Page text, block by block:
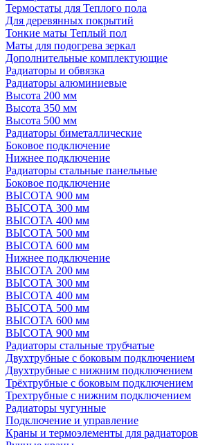
Термостаты для Теплого пола
Для деревянных покрытий
Тонкие маты Теплый пол
Маты для подогрева зеркал
Дополнительные комплектующие
Радиаторы и обвязка
Радиаторы алюминиевые
Высота 200 мм
Высота 350 мм
Высота 500 мм
Радиаторы биметаллические
Боковое подключение
Нижнее подключение
Радиаторы стальные панельные
Боковое подключение
ВЫСОТА 900 мм
ВЫСОТА 300 мм
ВЫСОТА 400 мм
ВЫСОТА 500 мм
ВЫСОТА 600 мм
Нижнее подключение
ВЫСОТА 200 мм
ВЫСОТА 300 мм
ВЫСОТА 400 мм
ВЫСОТА 500 мм
ВЫСОТА 600 мм
ВЫСОТА 900 мм
Радиаторы стальные трубчатые
Двухтрубные с боковым подключением
Двухтрубные с нижним подключением
Трёхтрубные с боковым подключением
Трехтрубные с нижним подключением
Радиаторы чугунные
Подключение и управление
Краны и термоэлементы для радиаторов